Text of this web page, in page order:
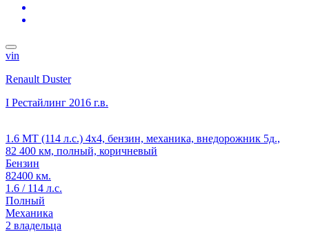
vin
Renault Duster
I Рестайлинг 2016 г.в.
1.6 MT (114 л.с.) 4x4, бензин, механика, внедорожник 5д.,
82 400 км, полный, коричневый
Бензин
82400 км.
1.6 / 114 л.с.
Полный
Механика
2 владельца